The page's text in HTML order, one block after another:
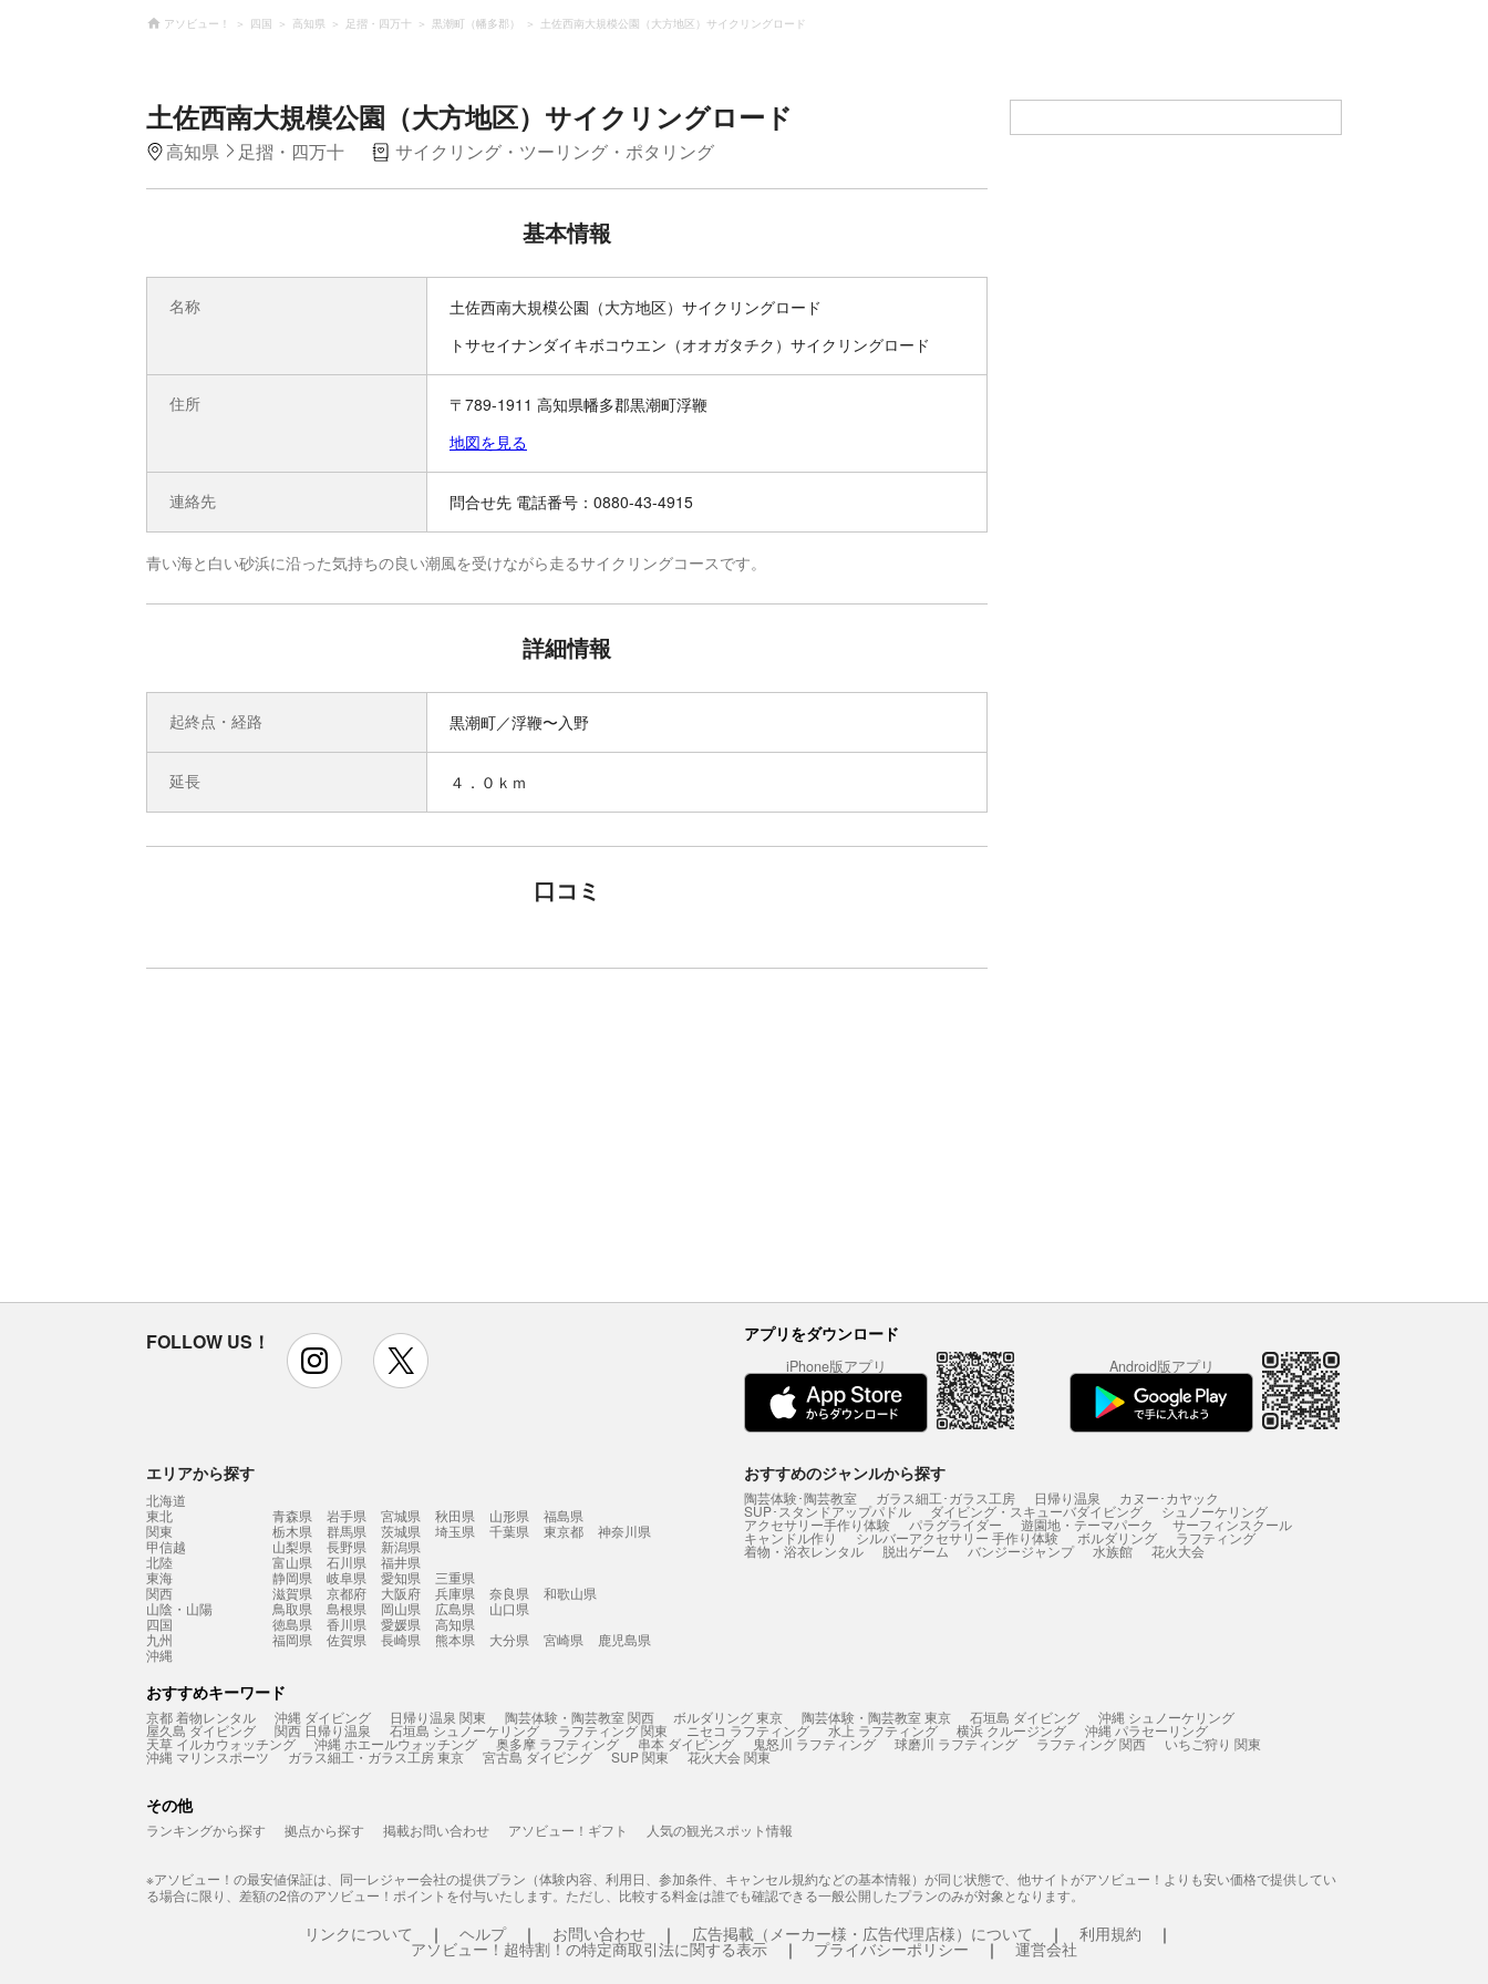
アソビュー！ 四国 高知県 足摺・四万十 黒潮町（幡多郡） 土佐西南大規模公園（大方地区）サイクリングロード
土佐西南大規模公園（大方地区）サイクリングロード
高知県 足摺・四万十 サイクリング・ツーリング・ポタリング
基本情報
名称
土佐西南大規模公園（大方地区）サイクリングロード
トサセイナンダイキボコウエン（オオガタチク）サイクリングロード
住所
〒789-1911 高知県幡多郡黒潮町浮鞭
地図を見る
連絡先 問合せ先 電話番号：0880-43-4915
青い海と白い砂浜に沿った気持ちの良い潮風を受けながら走るサイクリングコースです。
詳細情報
起終点・経路 黒潮町／浮鞭〜入野
延長 ４．０ｋｍ
口コミ
FOLLOW US！ instagram アプリをダウンロード
iPhone版アプリ Android版アプリ
エリアから探す
北海道
東北
青森県 岩手県 宮城県 秋田県 山形県
福島県
関東
栃木県 群馬県 茨城県 埼玉県 千葉県 東京都
神奈川県
甲信越
山梨県 長野県
新潟県
北陸
富山県 石川県
福井県
東海
静岡県 岐阜県 愛知県
三重県
関西
滋賀県 京都府 大阪府 兵庫県 奈良県
和歌山県
山陰・山陽
鳥取県 島根県 岡山県 広島県
山口県
四国
徳島県 香川県 愛媛県
高知県
九州
福岡県 佐賀県 長崎県 熊本県 大分県 宮崎県
鹿児島県
沖縄
おすすめのジャンルから探す
陶芸体験･陶芸教室 ガラス細工･ガラス工房 日帰り温泉 カヌー･カヤック
SUP･スタンドアップパドル ダイビング・スキューバダイビング シュノーケリング
アクセサリー手作り体験 パラグライダー 遊園地・テーマパーク サーフィンスクール
キャンドル作り シルバーアクセサリー 手作り体験 ボルダリング ラフティング
着物・浴衣レンタル 脱出ゲーム バンジージャンプ 水族館 花火大会
おすすめキーワード
京都 着物レンタル 沖縄 ダイビング 日帰り温泉 関東 陶芸体験・陶芸教室 関西 ボルダリング 東京 陶芸体験・陶芸教室 東京 石垣島 ダイビング 沖縄 シュノーケリング
屋久島 ダイビング 関西 日帰り温泉 石垣島 シュノーケリング ラフティング 関東 ニセコ ラフティング 水上 ラフティング 横浜 クルージング 沖縄 パラセーリング
天草 イルカウォッチング 沖縄 ホエールウォッチング 奥多摩 ラフティング 串本 ダイビング 鬼怒川 ラフティング 球磨川 ラフティング ラフティング 関西 いちご狩り 関東
沖縄 マリンスポーツ ガラス細工・ガラス工房 東京 宮古島 ダイビング SUP 関東 花火大会 関東
その他
ランキングから探す 拠点から探す 掲載お問い合わせ アソビュー！ギフト 人気の観光スポット情報
※アソビュー！の最安値保証は、同一レジャー会社の提供プラン（体験内容、利用日、参加条件、キャンセル規約などの基本情報）が同じ状態で、他サイトがアソビュー！よりも安い価格で提供してい
る場合に限り、差額の2倍のアソビュー！ポイントを付与いたします。ただし、比較する料金は誰でも確認できる一般公開したプランのみが対象となります。
リンクについて ヘルプ お問い合わせ 広告掲載（メーカー様・広告代理店様）について 利用規約
アソビュー！超特割！の特定商取引法に関する表示 プライバシーポリシー 運営会社